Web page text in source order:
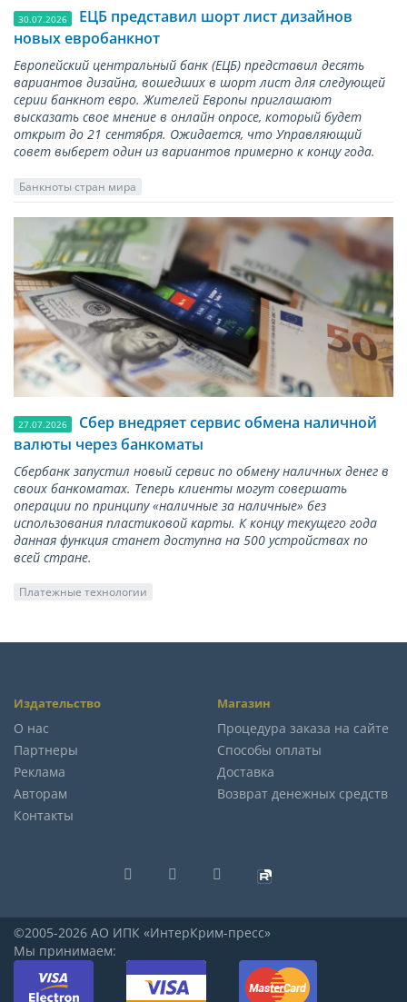
30.07.2026
ЕЦБ представил шорт лист дизайнов
новых евробанкнот
Европейский центральный банк (ЕЦБ) представил десять
вариантов дизайна, вошедших в шорт лист для следующей
серии банкнот евро. Жителей Европы приглашают
высказать свое мнение в онлайн опросе, который будет
открыт до 21 сентября. Ожидается, что Управляющий
совет выберет один из вариантов примерно к концу года.
Банкноты стран мира
27.07.2026
Сбер внедряет сервис обмена наличной
валюты через банкоматы
Сбербанк запустил новый сервис по обмену наличных денег в
своих банкоматах. Теперь клиенты могут совершать
операции по принципу «наличные за наличные» без
использования пластиковой карты. К концу текущего года
данная функция станет доступна на 500 устройствах по
всей стране.
Платежные технологии
Издательство
О нас
Партнеры
Реклама
Авторам
Контакты
Магазин
Процедура заказа на сайте
Способы оплаты
Доставка
Возврат денежных средств
©2005-2026 АО ИПК «ИнтерКрим-пресс»
Мы принимаем: